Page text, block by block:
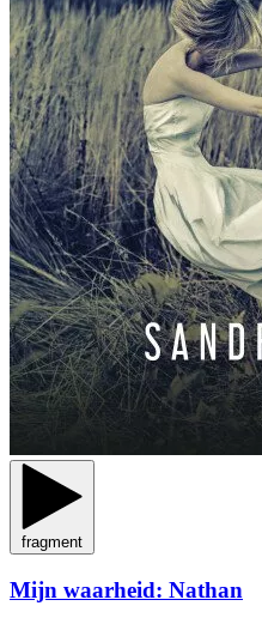
fragment
Mijn waarheid: Nathan